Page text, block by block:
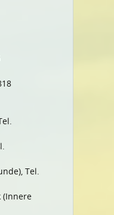
Tel.
(Innere